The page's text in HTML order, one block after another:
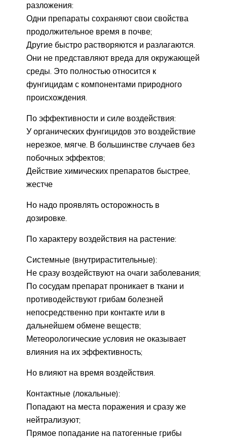
разложения:
Одни препараты сохраняют свои свойства
продолжительное время в почве;
Другие быстро растворяются и разлагаются.
Они не представляют вреда для окружающей
среды. Это полностью относится к
фунгицидам с компонентами природного
происхождения.
По эффективности и силе воздействия:
У органических фунгицидов это воздействие
нерезкое, мягче. В большинстве случаев без
побочных эффектов;
Действие химических препаратов быстрее,
жестче
Но надо проявлять осторожность в
дозировке.
По характеру воздействия на растение:
Системные (внутрирастительные):
Не сразу воздействуют на очаги заболевания;
По сосудам препарат проникает в ткани и
противодействуют грибам болезней
непосредственно при контакте или в
дальнейшем обмене веществ;
Метеорологические условия не оказывает
влияния на их эффективность;
Но влияют на время воздействия.
Контактные (локальные):
Попадают на места поражения и сразу же
нейтрализуют;
Прямое попадание на патогенные грибы